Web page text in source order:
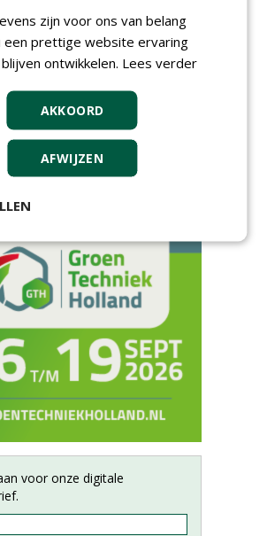
voor onze digitale
zijn voor ons van belang
een prettige website ervaring
ontwikkelen. Lees verder
AKKOORD
AFWIJZEN